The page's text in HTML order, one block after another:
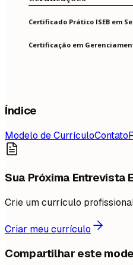
Certificado Prático ISEB em
Certificação em
Índice
Modelo de CurrículoContato
Sua Próxima Entrevista
Crie um currículo
Criar meu currículo
Compartilhar este